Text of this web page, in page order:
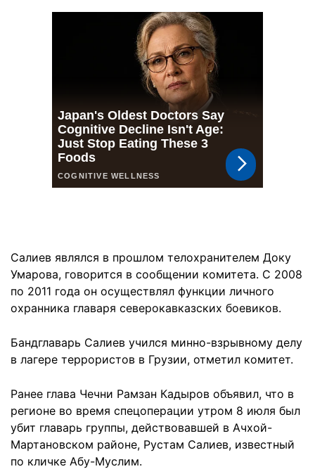
Салиев являлся в прошлом телохранителем Доку
Умарова, говорится в сообщении комитета. С 2008
по 2011 года он осуществлял функции личного
охранника главаря северокавказских боевиков.
Бандглаварь Салиев учился минно-взрывному делу
в лагере террористов в Грузии, отметил комитет.
Ранее глава Чечни Рамзан Кадыров объявил, что в
регионе во время спецоперации утром 8 июля был
убит главарь группы, действовавшей в Ачхой-
Мартановском районе, Рустам Салиев, известный
по кличке Абу-Муслим.